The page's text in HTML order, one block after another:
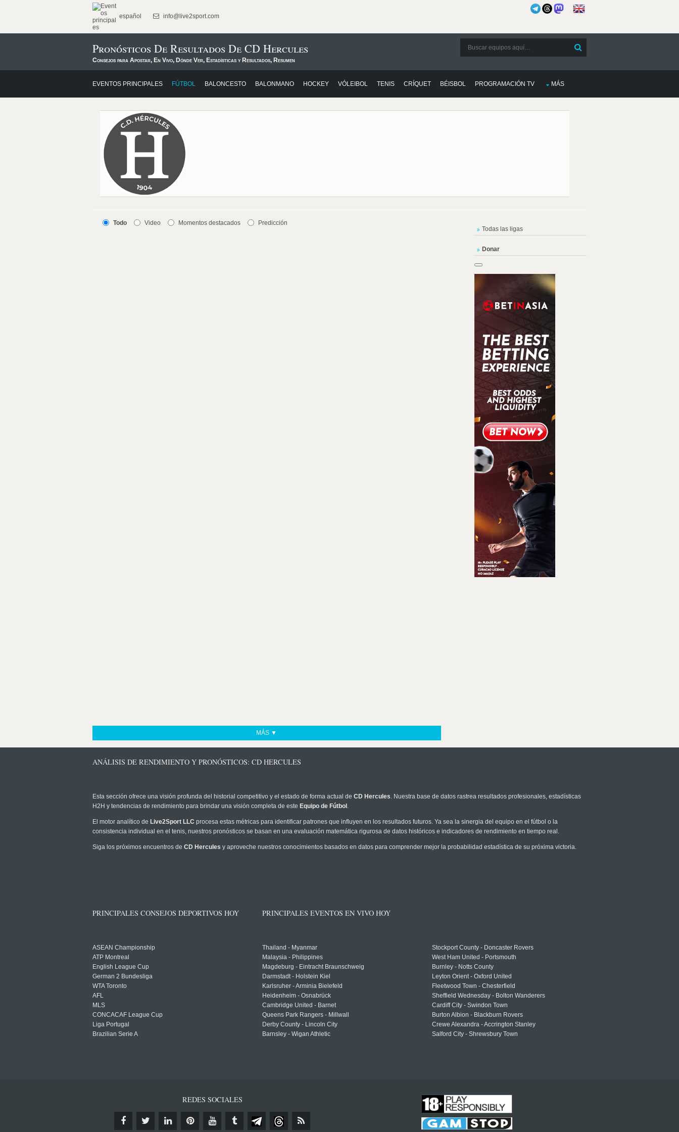
español info@live2sport.com
Pronósticos De Resultados De CD Hercules
Consejos para Apostar, En Vivo, Dónde Ver, Estadísticas y Resultados, Resumen
EVENTOS PRINCIPALES FÚTBOL BALONCESTO BALONMANO HOCKEY VÓLEIBOL TENIS CRÍQUET BÉISBOL PROGRAMACIÓN TV MÁS
Todo Video Momentos destacados Predicción
MÁS ▼
Todas las ligas
Donar
ANÁLISIS DE RENDIMIENTO Y PRONÓSTICOS: CD HERCULES
Esta sección ofrece una visión profunda del historial competitivo y el estado de forma actual de CD Hercules. Nuestra base de datos rastrea resultados profesionales, estadísticas
H2H y tendencias de rendimiento para brindar una visión completa de este Equipo de Fútbol .
El motor analítico de Live2Sport LLC procesa estas métricas para identificar patrones que influyen en los resultados futuros. Ya sea la sinergia del equipo en el fútbol o la
consistencia individual en el tenis, nuestros pronósticos se basan en una evaluación matemática rigurosa de datos históricos e indicadores de rendimiento en tiempo real.
Siga los próximos encuentros de CD Hercules y aproveche nuestros conocimientos basados en datos para comprender mejor la probabilidad estadística de su próxima victoria.
PRINCIPALES CONSEJOS DEPORTIVOS HOY
ASEAN Championship
ATP Montreal
English League Cup
German 2 Bundesliga
WTA Toronto
AFL
MLS
CONCACAF League Cup
Liga Portugal
Brazilian Serie A
PRINCIPALES EVENTOS EN VIVO HOY
Thailand - Myanmar
Malaysia - Philippines
Magdeburg - Eintracht Braunschweig
Darmstadt - Holstein Kiel
Karlsruher - Arminia Bielefeld
Heidenheim - Osnabrück
Cambridge United - Barnet
Queens Park Rangers - Millwall
Derby County - Lincoln City
Barnsley - Wigan Athletic
Stockport County - Doncaster Rovers
West Ham United - Portsmouth
Burnley - Notts County
Leyton Orient - Oxford United
Fleetwood Town - Chesterfield
Sheffield Wednesday - Bolton Wanderers
Cardiff City - Swindon Town
Burton Albion - Blackburn Rovers
Crewe Alexandra - Accrington Stanley
Salford City - Shrewsbury Town
REDES SOCIALES